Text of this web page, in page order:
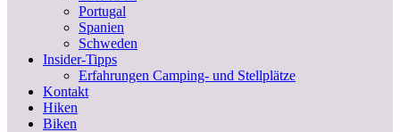
Portugal
Spanien
Schweden
Insider-Tipps
Erfahrungen Camping- und Stellplätze
Kontakt
Hiken
Biken